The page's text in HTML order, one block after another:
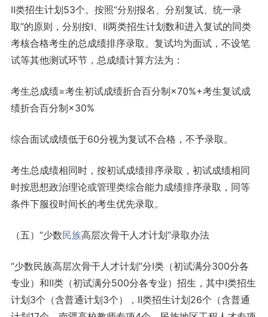
Ⅱ类招生计划53个。按照“分别报名、分别复试、统一录
取”的原则，分别按Ⅰ、Ⅱ两类招生计划数和进入复试的同类
考核合格考生的总成绩排序录取。复试均为面试，不设笔
试等其他测试环节，总成绩计算方法为：
考生总成绩=考生初试成绩折合百分制×70%+考生复试成
绩折合百分制×30%
综合面试成绩低于60分视为复试不合格，不予录取。
考生总成绩相同时，按初试成绩排序录取，初试成绩相同
时按思想政治理论或管理类综合能力成绩排序录取，同等
条件下服役时间长的考生优先录取。
（五）“少数民族高层次骨干人才计划”录取办法
“少数民族高层次骨干人才计划”分Ⅰ类（初试满分300分各
专业）和Ⅱ类（初试满分500分各专业）招生，其中Ⅰ类招生
计划3个（含普通计划3个），Ⅱ类招生计划26个（含普通